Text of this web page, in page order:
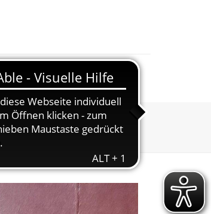
SHOP